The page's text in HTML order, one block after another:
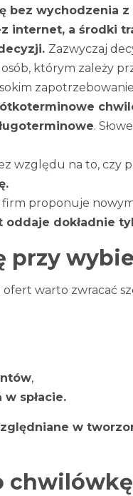
bez wychodzenia
internet, a środki
Zazwyczaj
którym zależy
.
względu na to, czy
proponuje
dokładnie
przy
warto zwracać
,
spłacie.
w